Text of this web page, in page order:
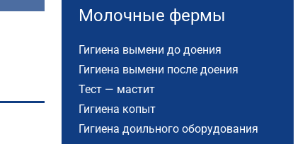
Молочные фермы
Гигиена вымени до доения
Гигиена вымени после доения
Тест — мастит
Гигиена копыт
Гигиена доильного оборудования